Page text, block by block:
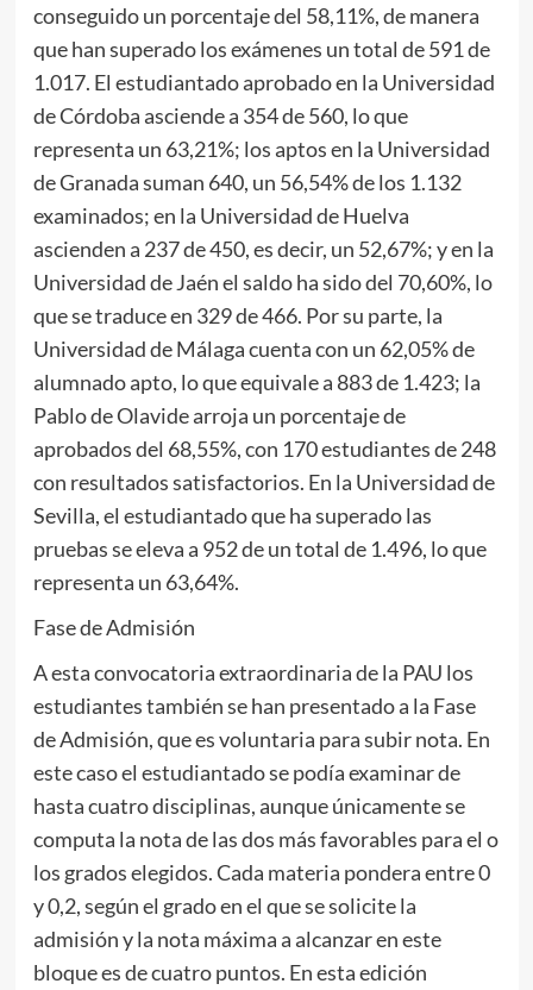
conseguido un porcentaje del 58,11%, de manera
que han superado los exámenes un total de 591 de
1.017. El estudiantado aprobado en la Universidad
de Córdoba asciende a 354 de 560, lo que
representa un 63,21%; los aptos en la Universidad
de Granada suman 640, un 56,54% de los 1.132
examinados; en la Universidad de Huelva
ascienden a 237 de 450, es decir, un 52,67%; y en la
Universidad de Jaén el saldo ha sido del 70,60%, lo
que se traduce en 329 de 466. Por su parte, la
Universidad de Málaga cuenta con un 62,05% de
alumnado apto, lo que equivale a 883 de 1.423; la
Pablo de Olavide arroja un porcentaje de
aprobados del 68,55%, con 170 estudiantes de 248
con resultados satisfactorios. En la Universidad de
Sevilla, el estudiantado que ha superado las
pruebas se eleva a 952 de un total de 1.496, lo que
representa un 63,64%.
Fase de Admisión
A esta convocatoria extraordinaria de la PAU los
estudiantes también se han presentado a la Fase
de Admisión, que es voluntaria para subir nota. En
este caso el estudiantado se podía examinar de
hasta cuatro disciplinas, aunque únicamente se
computa la nota de las dos más favorables para el o
los grados elegidos. Cada materia pondera entre 0
y 0,2, según el grado en el que se solicite la
admisión y la nota máxima a alcanzar en este
bloque es de cuatro puntos. En esta edición